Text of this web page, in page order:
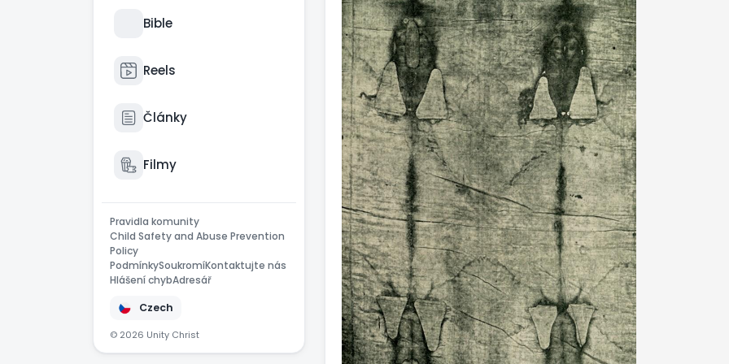
Bible
Reels
Články
Filmy
Pravidla komunity
Child Safety and Abuse Prevention
Policy
PodmínkySoukromíKontaktujte nás
Hlášení chybAdresář
Czech
© 2026 Unity Christ
faktov, ktoré sú pravdivé.
Akékoľvek pohrebné rúcho spája človeka so záhrobím, pričom
záhrobím Boh zakázal. S hrobmi sa viaže duch smrti, ktorý sa
miestach, a aj skrze pohrebné predmety. Toto poškvrňuje
sa preto v minulosti viditeľne označovali, aby sa Židia týmto
vyhnúť, pričom cintoríny boli za hradbami miest. Duch Boží je
sprostredkuje život. Tam, kde je život, nie je smrť. Tam, kde je
Človek je buď živý alebo mŕtvy.
Ježiš Kristus povedal: „Ja som vzkriesenie i život. Ten, kto verí
zomrel, bude žiť.“ (Ev. Jána 11:25)